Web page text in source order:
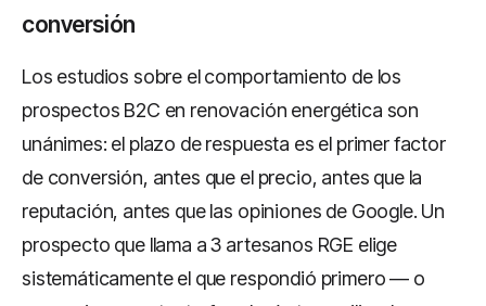
conversión
Los estudios sobre el comportamiento de los
prospectos B2C en renovación energética son
unánimes: el plazo de respuesta es el primer factor
de conversión, antes que el precio, antes que la
reputación, antes que las opiniones de Google. Un
prospecto que llama a 3 artesanos RGE elige
sistemáticamente el que respondió primero — o